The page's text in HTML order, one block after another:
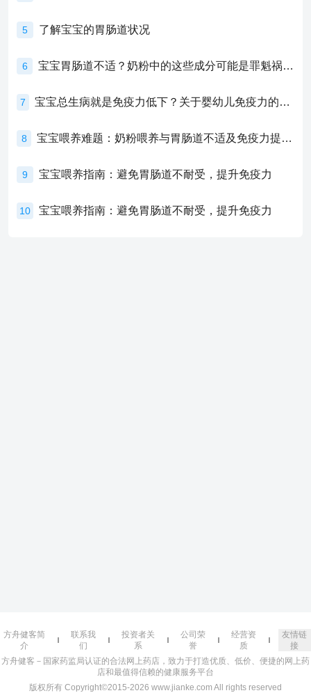
5 了解宝宝的胃肠道状况
6 宝宝胃肠道不适？奶粉中的这些成分可能是罪魁祸首！
7 宝宝总生病就是免疫力低下？关于婴幼儿免疫力的真相，家长必须了解！
8 宝宝喂养难题：奶粉喂养与胃肠道不适及免疫力提升的奥秘
9 宝宝喂养指南：避免胃肠道不耐受，提升免疫力
10 宝宝喂养指南：避免胃肠道不耐受，提升免疫力
方舟健客简
介
联系我
们
投资者关
系
公司荣
誉
经营资
质
友情链
接
方舟健客－国家药监局认证的合法网上药店，致力于打造优质、低价、便捷的网上药
店和最值得信赖的健康服务平台
版权所有 Copyright©2015-2026 www.jianke.com All rights reserved